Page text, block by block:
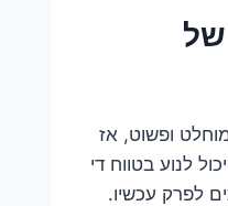
של
ופשוט, אז
לנוע בטווח די
לפרק עכשיו.